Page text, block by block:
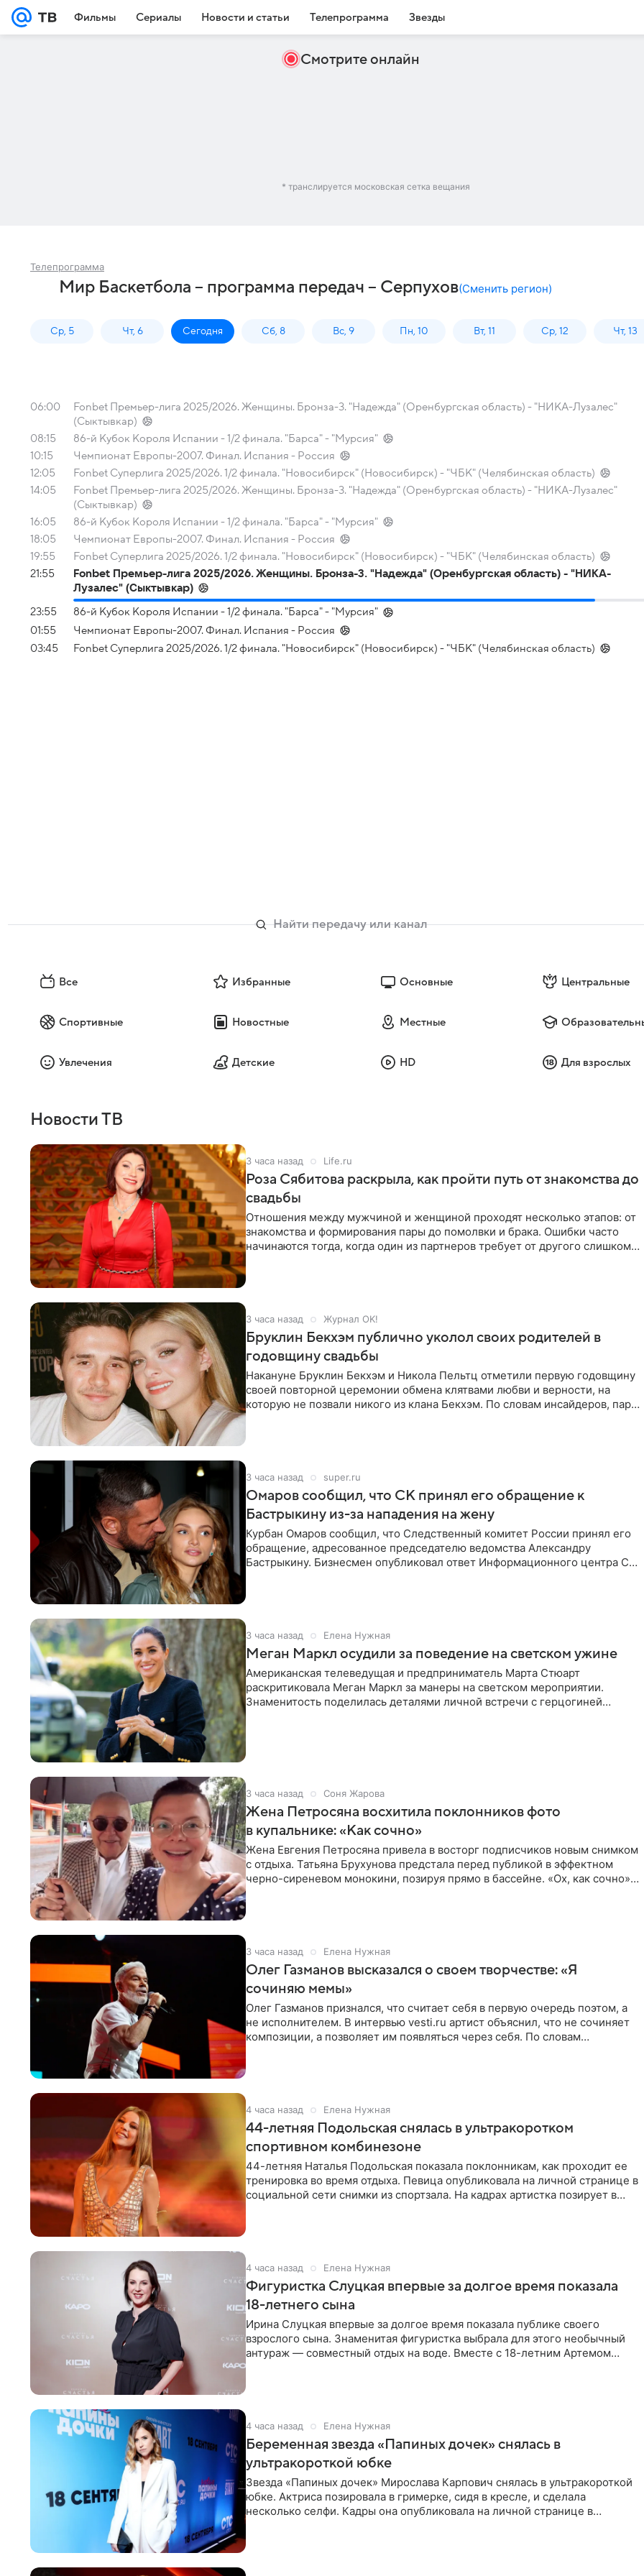
Фильмы Сериалы Новости и статьи Телепрограмма Звезды
Смотрите онлайн
* транслируется московская сетка вещания
Телепрограмма
Мир Баскетбола – программа передач – Серпухов(Сменить регион)
Ср, 5 Чт, 6 Сегодня Сб, 8 Вс, 9 Пн, 10 Вт, 11 Ср, 12 Чт, 13
06:00
Fonbet Премьер-лига 2025/2026. Женщины. Бронза-3. "Надежда" (Оренбургская область) - "НИКА-Лузалес"
(Сыктывкар)
08:15
86-й Кубок Короля Испании - 1/2 финала. "Барса" - "Мурсия"
10:15
Чемпионат Европы-2007. Финал. Испания - Россия
12:05
Fonbet Суперлига 2025/2026. 1/2 финала. "Новосибирск" (Новосибирск) - "ЧБК" (Челябинская область)
14:05
Fonbet Премьер-лига 2025/2026. Женщины. Бронза-3. "Надежда" (Оренбургская область) - "НИКА-Лузалес"
(Сыктывкар)
16:05
86-й Кубок Короля Испании - 1/2 финала. "Барса" - "Мурсия"
18:05
Чемпионат Европы-2007. Финал. Испания - Россия
19:55
Fonbet Суперлига 2025/2026. 1/2 финала. "Новосибирск" (Новосибирск) - "ЧБК" (Челябинская область)
21:55
Fonbet Премьер-лига 2025/2026. Женщины. Бронза-3. "Надежда" (Оренбургская область) - "НИКА-
Лузалес" (Сыктывкар)
23:55
86-й Кубок Короля Испании - 1/2 финала. "Барса" - "Мурсия"
01:55
Чемпионат Европы-2007. Финал. Испания - Россия
03:45
Fonbet Суперлига 2025/2026. 1/2 финала. "Новосибирск" (Новосибирск) - "ЧБК" (Челябинская область)
Все Избранные Основные Центральные
Спортивные Новостные Местные
Увлечения Детские HD Для взрослых
Новости ТВ
3 часа назад Life.ru
Роза Сябитова раскрыла, как пройти путь от знакомства до
свадьбы
Отношения между мужчиной и женщиной проходят несколько этапов: от
знакомства и формирования пары до помолвки и брака. Ошибки часто
начинаются тогда, когда один из партнеров требует от другого слишком
3 часа назад Журнал OK!
Бруклин Бекхэм публично уколол своих родителей в
годовщину свадьбы
Накануне Бруклин Бекхэм и Никола Пельтц отметили первую годовщину
своей повторной церемонии обмена клятвами любви и верности, на
которую не позвали никого из клана Бекхэм. По словам инсайдеров, пара
3 часа назад super.ru
Омаров сообщил, что СК принял его обращение к
Бастрыкину из-за нападения на жену
Курбан Омаров сообщил, что Следственный комитет России принял его
обращение, адресованное председателю ведомства Александру
Бастрыкину. Бизнесмен опубликовал ответ Информационного центра СК
3 часа назад Елена Нужная
Меган Маркл осудили за поведение на светском ужине
Американская телеведущая и предприниматель Марта Стюарт
раскритиковала Меган Маркл за манеры на светском мероприятии.
Знаменитость поделилась деталями личной встречи с герцогиней
3 часа назад Соня Жарова
Жена Петросяна восхитила поклонников фото
в купальнике: «Как сочно»
Жена Евгения Петросяна привела в восторг подписчиков новым снимком
с отдыха. Татьяна Брухунова предстала перед публикой в эффектном
черно-сиреневом монокини, позируя прямо в бассейне. «Ох, как сочно»,
3 часа назад Елена Нужная
Олег Газманов высказался о своем творчестве: «Я
сочиняю мемы»
Олег Газманов признался, что считает себя в первую очередь поэтом, а
не исполнителем. В интервью vesti.ru артист объяснил, что не сочиняет
композиции, а позволяет им появляться через себя. По словам
4 часа назад Елена Нужная
44-летняя Подольская снялась в ультракоротком
спортивном комбинезоне
44-летняя Наталья Подольская показала поклонникам, как проходит ее
тренировка во время отдыха. Певица опубликовала на личной странице в
социальной сети снимки из спортзала. На кадрах артистка позирует в
4 часа назад Елена Нужная
Фигуристка Слуцкая впервые за долгое время показала
18-летнего сына
Ирина Слуцкая впервые за долгое время показала публике своего
взрослого сына. Знаменитая фигуристка выбрала для этого необычный
антураж — совместный отдых на воде. Вместе с 18-летним Артемом
4 часа назад Елена Нужная
Беременная звезда «Папиных дочек» снялась в
ультракороткой юбке
Звезда «Папиных дочек» Мирослава Карпович снялась в ультракороткой
юбке. Актриса позировала в гримерке, сидя в кресле, и сделала
несколько селфи. Кадры она опубликовала на личной странице в